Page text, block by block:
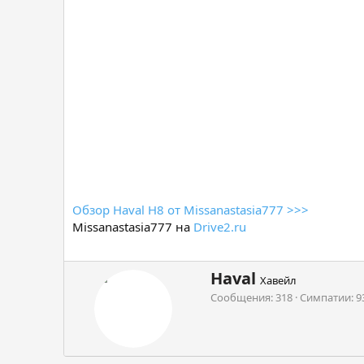
Обзор Haval H8 от Missanastasia777 >>>
Missanastasia777 на Drive2.ru
А
в
т
Haval Хавейл
Сообщения 318 Симпатии